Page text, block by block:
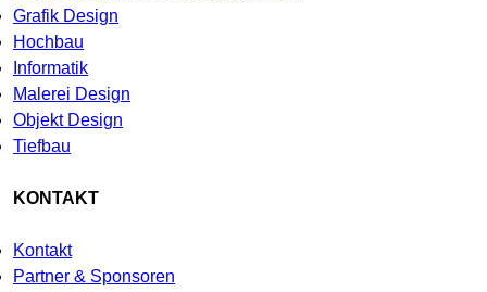
Grafik Design
Hochbau
Informatik
Malerei Design
Objekt Design
Tiefbau
KONTAKT
Kontakt
Partner & Sponsoren